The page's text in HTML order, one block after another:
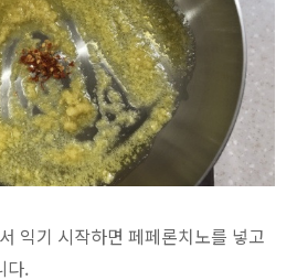
익기 시작하면 페페론치노를 넣고
다.